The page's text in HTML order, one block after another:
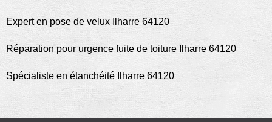
Expert en pose de velux Ilharre 64120
Réparation pour urgence fuite de toiture Ilharre 64120
Spécialiste en étanchéité Ilharre 64120